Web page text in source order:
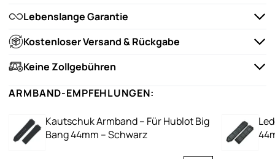
Lebenslange Garantie
Kostenloser Versand & Rückgabe
Keine Zollgebühren
ARMBAND-EMPFEHLUNGEN:
Kautschuk Armband – Für Hublot Big
Bang 44mm – Schwarz